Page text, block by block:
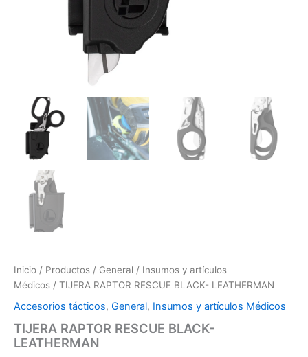
Inicio / Productos / General / Insumos y artículos
Médicos / TIJERA RAPTOR RESCUE BLACK- LEATHERMAN
Accesorios tácticos, General, Insumos y artículos Médicos
TIJERA RAPTOR RESCUE BLACK-
LEATHERMAN